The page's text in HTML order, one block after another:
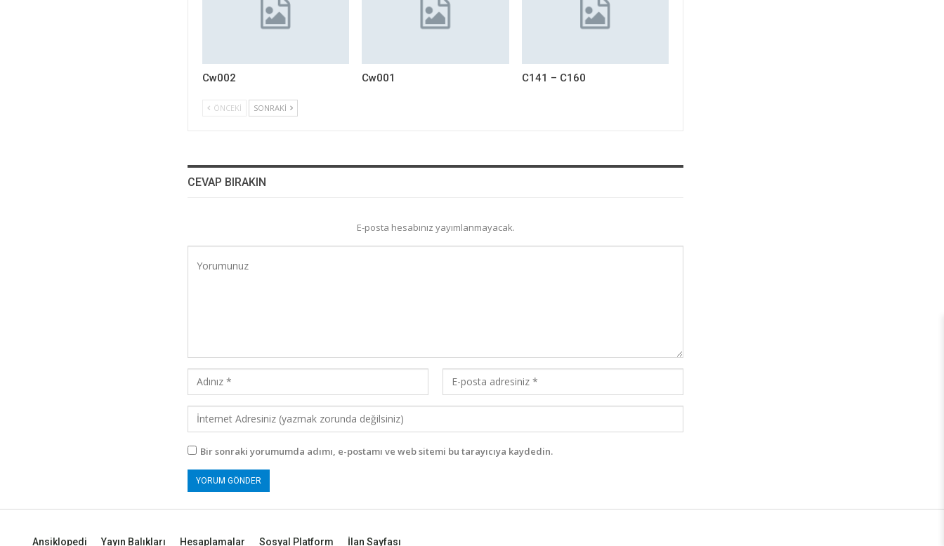
Cw002 Cw001 C141 – C160
ÖNCEKI SONRAKI
CEVAP BIRAKIN
E-posta hesabınız yayımlanmayacak.
Bir sonraki yorumumda adımı, e-postamı ve web sitemi bu tarayıcıya kaydedin.
Ansiklopedi Yayın Balıkları Hesaplamalar Sosyal Platform İlan Sayfası